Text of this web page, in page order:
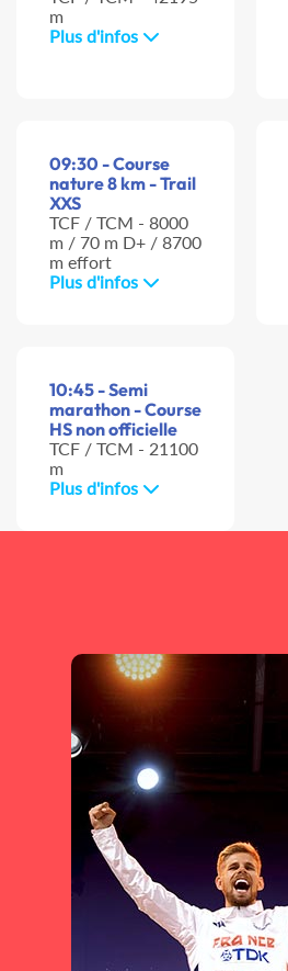
m
Plus d'infos
09:30 - Course
nature 8 km - Trail
XXS
TCF / TCM - 8000
m / 70 m D+ / 8700
m effort
Plus d'infos
10:45 - Semi
marathon - Course
HS non officielle
TCF / TCM - 21100
m
Plus d'infos